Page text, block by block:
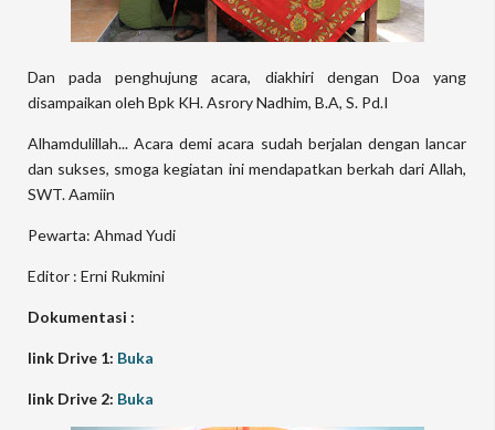
Dan pada penghujung acara, diakhiri dengan Doa yang
disampaikan oleh Bpk KH. Asrory Nadhim, B.A, S. Pd.I
Alhamdulillah... Acara demi acara sudah berjalan dengan lancar
dan sukses, smoga kegiatan ini mendapatkan berkah dari Allah,
SWT. Aamiin
Pewarta: Ahmad Yudi
Editor : Erni Rukmini
Dokumentasi :
link Drive 1: Buka
link Drive 2: Buka